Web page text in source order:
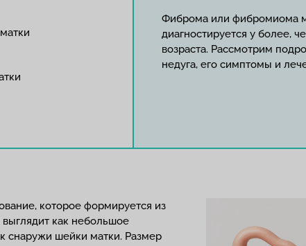
Фиброма или фибромиома
диагностируется у более,
возраста. Рассмотрим
недуга, его симптомы и
которое формируется из
как небольшое
снаружи шейки матки. Размер